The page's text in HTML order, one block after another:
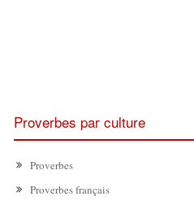
Proverbes par culture
Proverbes
Proverbes français